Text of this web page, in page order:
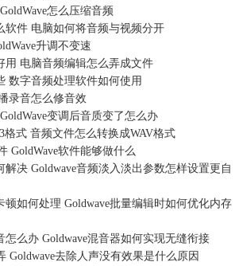
怎么压缩音频
软件 电脑如何将音频与视频分开
升调不变速
用 电脑音频编辑怎么弄成文件
数字音频处理软件如何使用
录音怎么修音效
变调后音质变了怎么办
格式 音频文件怎么转换成WAV格式
GoldWave软件能够做什么
决 Goldwave音频淡入淡出参数怎样设置更自
如何处理 Goldwave批量编辑时如何优化内存
么办 Goldwave混音器如何实现无缝衔接
Goldwave去除人声没有效果是什么原因